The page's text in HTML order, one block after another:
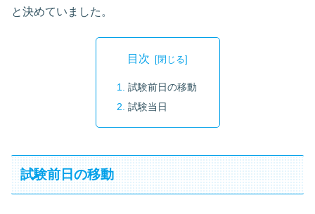
と決めていました。
目次
試験前日の移動
試験当日
試験前日の移動